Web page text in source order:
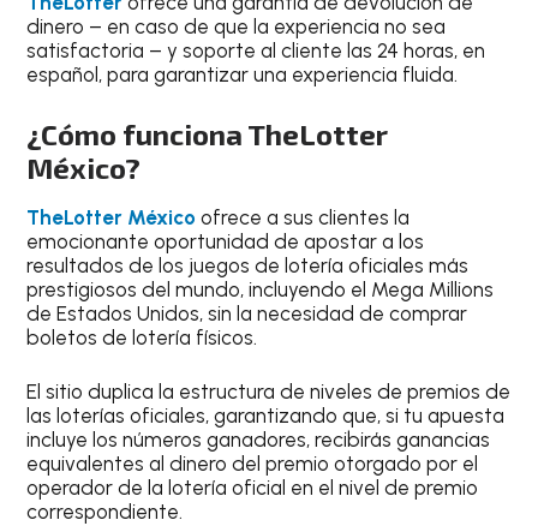
dinero – en caso de que la experiencia no sea
satisfactoria – y soporte al cliente las 24 horas, en
español, para garantizar una experiencia fluida.
¿Cómo funciona TheLotter
México?
TheLotter México ofrece a sus clientes la
emocionante oportunidad de apostar a los
resultados de los juegos de lotería oficiales más
prestigiosos del mundo, incluyendo el Mega Millions
de Estados Unidos, sin la necesidad de comprar
boletos de lotería físicos.
El sitio duplica la estructura de niveles de premios de
las loterías oficiales, garantizando que, si tu apuesta
incluye los números ganadores, recibirás ganancias
equivalentes al dinero del premio otorgado por el
operador de la lotería oficial en el nivel de premio
correspondiente.